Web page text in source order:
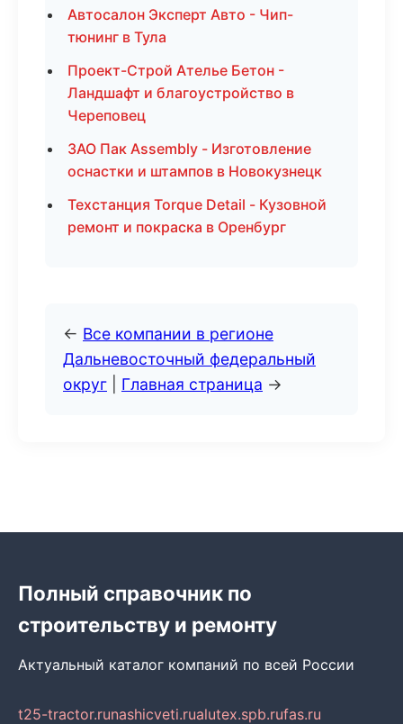
Автосалон Эксперт Авто - Чип-
тюнинг в Тула
Проект-Строй Ателье Бетон -
Ландшафт и благоустройство в
Череповец
ЗАО Пак Assembly - Изготовление
оснастки и штампов в Новокузнецк
Техстанция Torque Detail - Кузовной
ремонт и покраска в Оренбург
← Все компании в регионе
Дальневосточный федеральный
округ
Главная страница →
Полный справочник по
строительству и ремонту
Актуальный каталог компаний по всей России
t25-tractor.runashicveti.rualutex.spb.rufas.ru